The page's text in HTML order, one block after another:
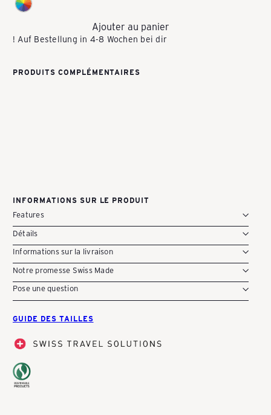
K
E
-
S
c
h
w
Ajouter au panier
! Auf Bestellung in 4-8 Wochen bei dir
PRODUITS COMPLÉMENTAIRES
INFORMATIONS SUR LE PRODUIT
Features
Détails
Informations sur la livraison
Notre promesse Swiss Made
Pose une question
GUIDE DES TAILLES